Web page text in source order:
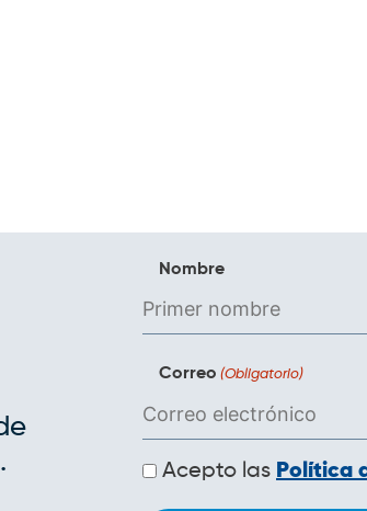
Nombre
Correo (Obligatorio)
Políticas
de
Acepto las Política